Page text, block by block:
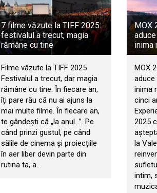
7 filme văzute la TIFF 2025:
festivalul a trecut, magia
rămâne cu tine
Filme văzute la TIFF 2025
Festivalul a trecut, dar magia
rămâne cu tine. În fiecare an,
îți pare rău că nu ai ajuns la
mai multe filme. În fiecare an,
te gândești că „la anul…”. Pe
când prinzi gustul, pe când
sălile de cinema și proiecțiile
în aer liber devin parte din
rutina ta, a…
MOX
inima
MOX
aduce
inima
cinci
2025
la
intim,